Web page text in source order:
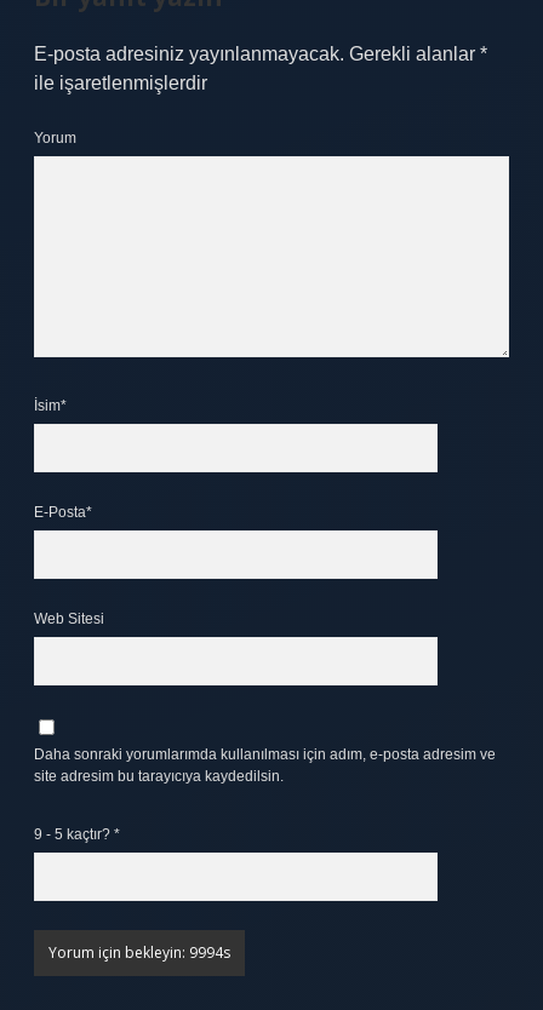
E-posta adresiniz yayınlanmayacak. Gerekli alanlar *
ile işaretlenmişlerdir
Yorum
İsim*
E-Posta*
Web Sitesi
Daha sonraki yorumlarımda kullanılması için adım, e-posta adresim ve
site adresim bu tarayıcıya kaydedilsin.
9 - 5 kaçtır? *